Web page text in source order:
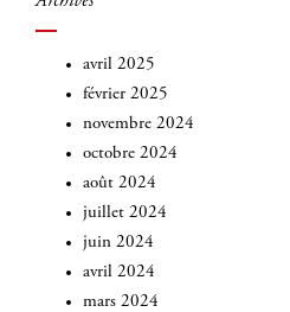
avril 2025
février 2025
novembre 2024
octobre 2024
août 2024
juillet 2024
juin 2024
avril 2024
mars 2024